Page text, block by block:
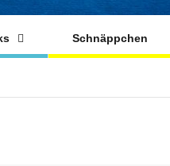
Schnäppchen